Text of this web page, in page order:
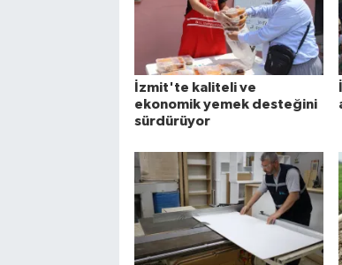
İzmit'te kaliteli ve
ekonomik yemek desteğini
sürdürüyor